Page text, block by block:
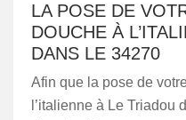
LA POSE DE
DOUCHE À
DANS LE 34270
Afin que la pose de
l’italienne à Le Triadou